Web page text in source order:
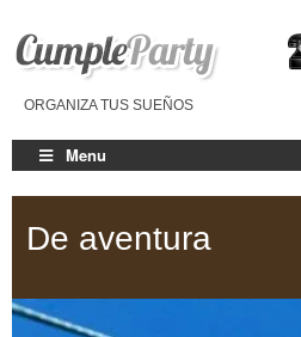
ORGANIZA TUS SUEÑOS
Menu
De aventura